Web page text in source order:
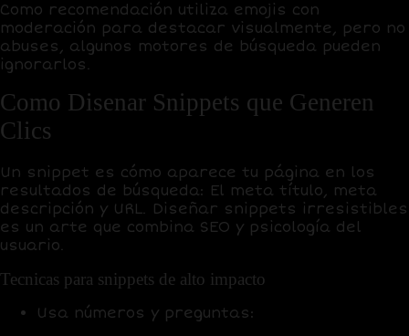
Como recomendación utiliza emojis con
moderación para destacar visualmente, pero no
abuses, algunos motores de búsqueda pueden
ignorarlos.
Como Disenar Snippets que Generen
Clics
Un snippet es cómo aparece tu página en los
resultados de búsqueda: El meta título, meta
descripción y URL. Diseñar snippets irresistibles
es un arte que combina SEO y psicología del
usuario.
Tecnicas para snippets de alto impacto
Usa números y preguntas: